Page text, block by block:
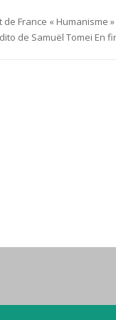
France « Humanisme
de Samuël Tomei En